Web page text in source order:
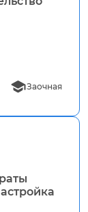
Заочная